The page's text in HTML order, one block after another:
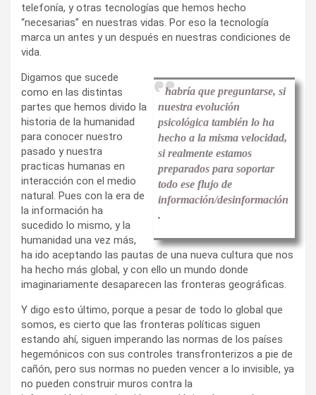
telefonía, y otras tecnologías que hemos hecho
“necesarias” en nuestras vidas. Por eso la tecnología
marca un antes y un después en nuestras condiciones de
vida.
habría que preguntarse, si
nuestra evolución
psicológica también lo ha
hecho a la misma velocidad,
si realmente estamos
preparados para soportar
todo ese flujo de
información/desinformación
.
Digamos que sucede
como en las distintas
partes que hemos divido la
historia de la humanidad
para conocer nuestro
pasado y nuestra
practicas humanas en
interacción con el medio
natural. Pues con la era de
la información ha
sucedido lo mismo, y la
humanidad una vez más,
ha ido aceptando las pautas de una nueva cultura que nos
ha hecho más global, y con ello un mundo donde
imaginariamente desaparecen las fronteras geográficas.
Y digo esto último, porque a pesar de todo lo global que
somos, es cierto que las fronteras políticas siguen
estando ahí, siguen imperando las normas de los países
hegemónicos con sus controles transfronterizos a pie de
cañón, pero sus normas no pueden vencer a lo invisible, ya
no pueden construir muros contra la